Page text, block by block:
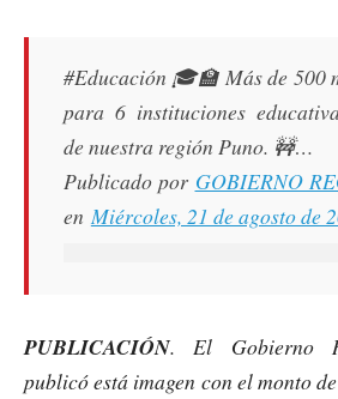
#Educación 🎓🏫 Más de 500
para 6 instituciones
de nuestra región Puno. 🚧…
Publicado por GOBIERNO
enMiércoles, 21 de agosto de
PUBLICACIÓN. El Gobierno
publicó está imagen con el monto